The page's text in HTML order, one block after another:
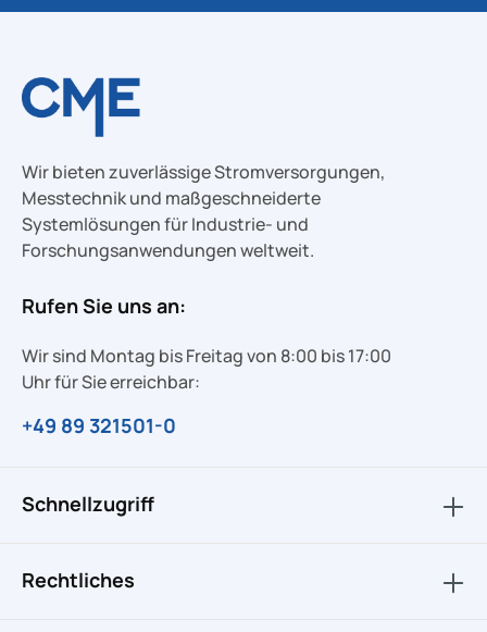
Wir bieten zuverlässige Stromversorgungen,
Messtechnik und maßgeschneiderte
Systemlösungen für Industrie- und
Forschungsanwendungen weltweit.
Rufen Sie uns an:
Wir sind Montag bis Freitag von 8:00 bis 17:00
Uhr für Sie erreichbar:
+49 89 321501-0
Schnellzugriff
Rechtliches